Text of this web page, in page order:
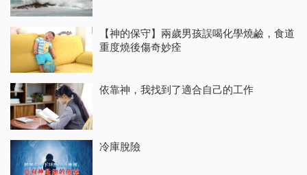
【神的保守】兩歲男孩誤喝化學燒鹼，食道
重度燒後傷奇妙痊
依靠神，我找到了適合自己的工作
冷庫脫險